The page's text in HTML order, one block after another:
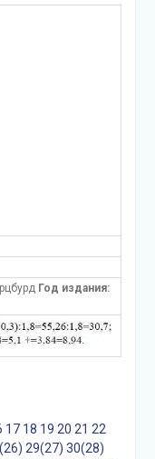
Год издания:
17 18 19 20 21 22
29(27) 30(28)